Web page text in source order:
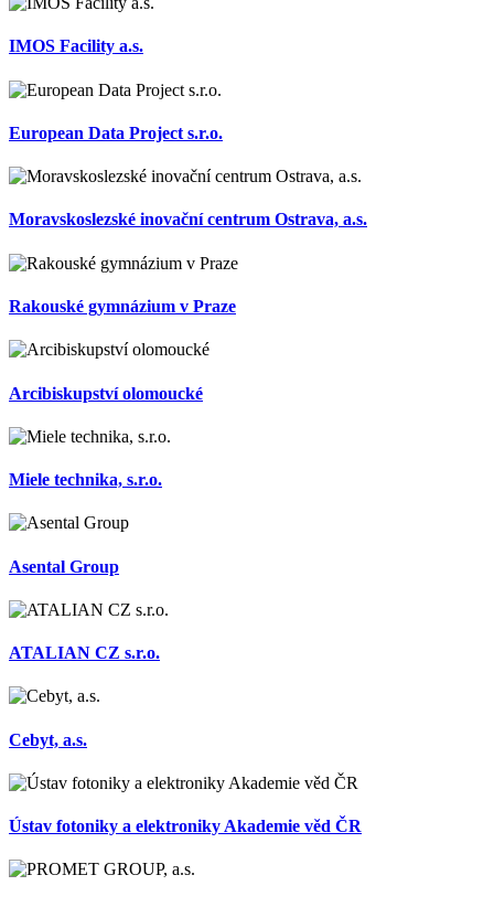
IMOS Facility a.s.
European Data Project s.r.o.
Moravskoslezské inovační centrum Ostrava, a.s.
Rakouské gymnázium v Praze
Arcibiskupství olomoucké
Miele technika, s.r.o.
Asental Group
ATALIAN CZ s.r.o.
Cebyt, a.s.
Ústav fotoniky a elektroniky Akademie věd ČR